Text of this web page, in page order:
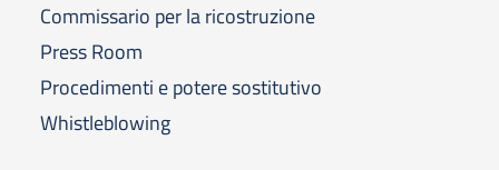
Commissario per la ricostruzione
Press Room
Procedimenti e potere sostitutivo
Whistleblowing